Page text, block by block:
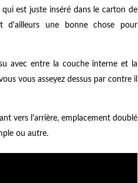
est juste inséré dans le carton de
d'ailleurs une bonne chose pour
avec entre la couche interne et la
vous asseyez dessus par contre il
vers l'arrière, emplacement doublé
ou autre.